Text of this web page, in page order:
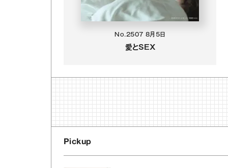
No.2507 8月5日
愛とSEX
Pickup